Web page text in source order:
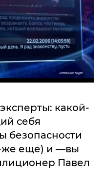
какой-
себя
безопасности
же еще) и —вы
Павел